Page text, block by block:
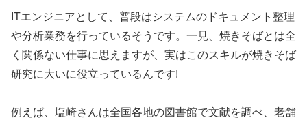
ITエンジニアとして、普段はシステムのドキュメント整理
や分析業務を行っているそうです。一見、焼きそばとは全
く関係ない仕事に思えますが、実はこのスキルが焼きそば
研究に大いに役立っているんです!
例えば、塩崎さんは全国各地の図書館で文献を調べ、老舗